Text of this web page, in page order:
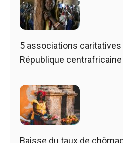
5 associations caritatives
République centrafricaine
Baisse du taux de